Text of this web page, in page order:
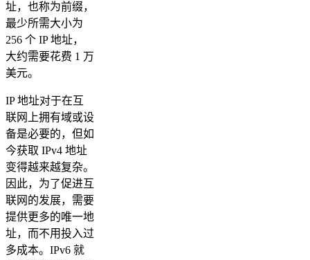
址，也称为前缀，
最少所需大小为
256 个 IP 地址，
大约需要花费 1 万
美元。
IP 地址对于在互
联网上拥有域或设
备是必要的，但如
今获取 IPv4 地址
变得越来越复杂。
因此，为了促进互
联网的发展，需要
提供更多的唯一地
址，而不用投入过
多成本。IPv6 就